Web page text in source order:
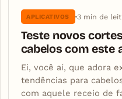
APLICATIVOS 3 min de
Teste novos
cabelos com este
Ei, você aí, que adora
tendências para
com aquele receio de